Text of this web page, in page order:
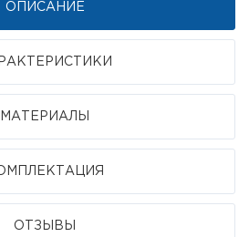
ОПИСАНИЕ
МАТЕРИАЛЫ
ОТЗЫВЫ